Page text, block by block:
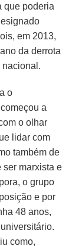
que poderia
em 2013,
da derrota
o
a
o olhar
lidar com
também de
marxista e
o grupo
e por
48 anos,
como,